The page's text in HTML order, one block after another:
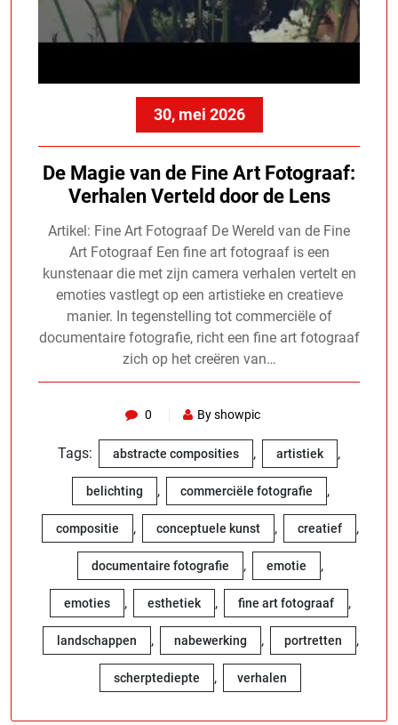
30, mei 2026
De Magie van de Fine Art Fotograaf:
Verhalen Verteld door de Lens
Artikel: Fine Art Fotograaf De Wereld van de Fine
Art Fotograaf Een fine art fotograaf is een
kunstenaar die met zijn camera verhalen vertelt en
emoties vastlegt op een artistieke en creatieve
manier. In tegenstelling tot commerciële of
documentaire fotografie, richt een fine art fotograaf
zich op het creëren van…
0 By showpic
Tags: abstracte composities , artistiek ,
belichting , commerciële fotografie ,
compositie , conceptuele kunst , creatief ,
documentaire fotografie , emotie ,
emoties , esthetiek , fine art fotograaf ,
landschappen , nabewerking , portretten ,
scherptediepte , verhalen